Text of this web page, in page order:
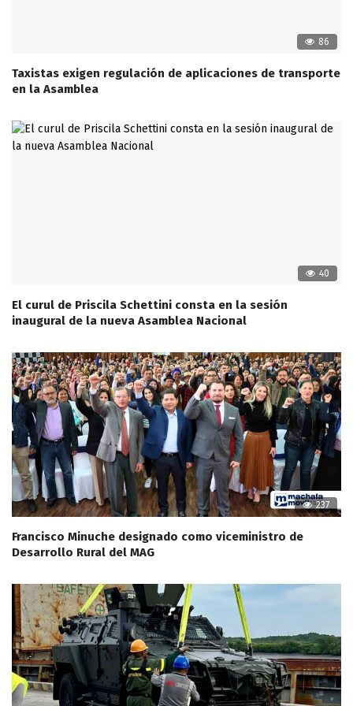
86
Taxistas exigen regulación de aplicaciones de transporte
en la Asamblea
40
El curul de Priscila Schettini consta en la sesión
inaugural de la nueva Asamblea Nacional
237
Francisco Minuche designado como viceministro de
Desarrollo Rural del MAG